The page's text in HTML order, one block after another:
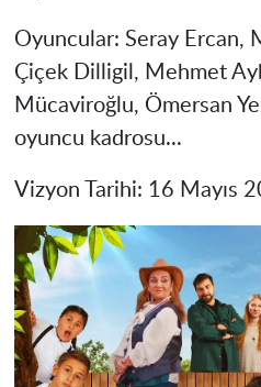
Oyuncular: Seray Ercan,
Çiçek Dilligil, Mehmet
Mücaviroğlu, Ömersan
oyuncu kadrosu...
Vizyon Tarihi: 16 Mayıs